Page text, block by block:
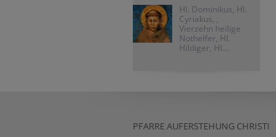
Hl. Dominikus, Hl.
Cyriakus, ,
Vierzehn heilige
Nothelfer, Hl.
Hildiger, Hl....
PFARRE AUFERSTEHUNG CHRISTI